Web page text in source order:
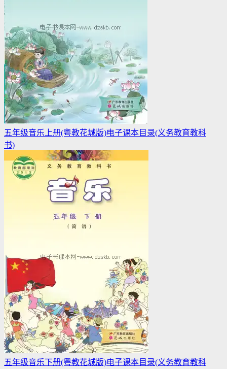
五年级音乐上册(粤教花城版)电子课本目录(义务教育教科
书)
五年级音乐下册(粤教花城版)电子课本目录(义务教育教科